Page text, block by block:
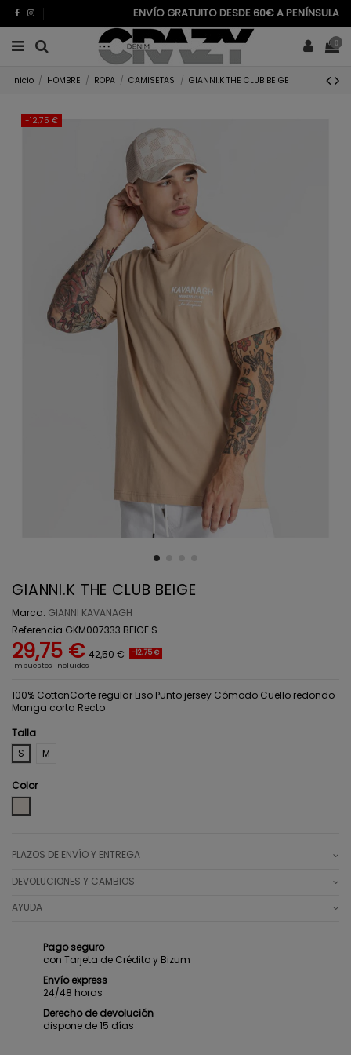
ENVÍO GRATUITO DESDE 60€ A PENÍNSULA
0
Inicio HOMBRE ROPA CAMISETAS GIANNI.K THE CLUB BEIGE
-12,75 €
GIANNI.K THE CLUB BEIGE
Marca: GIANNI KAVANAGH
Referencia GKM007333.BEIGE.S
29,75 € 42,50 € -12,75 €
Impuestos incluidos
100% CottonCorte regular Liso Punto jersey Cómodo Cuello redondo
Manga corta Recto
Talla
S
M
Color
PLAZOS DE ENVÍO Y ENTREGA
DEVOLUCIONES Y CAMBIOS
AYUDA
Pago seguro
con Tarjeta de Crédito y Bizum
Envío express
24/48 horas
Derecho de devolución
dispone de 15 días